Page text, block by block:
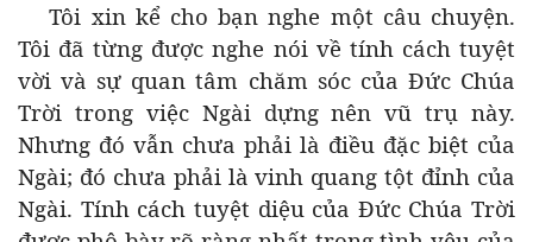
Tôi xin kể cho bạn nghe một câu chuyện.
Tôi đã từng được nghe nói về tính cách tuyệt
vời và sự quan tâm chăm sóc của Đức Chúa
Trời trong việc Ngài dựng nên vũ trụ này.
Nhưng đó vẫn chưa phải là điều đặc biệt của
Ngài; đó chưa phải là vinh quang tột đỉnh của
Ngài. Tính cách tuyệt diệu của Đức Chúa Trời